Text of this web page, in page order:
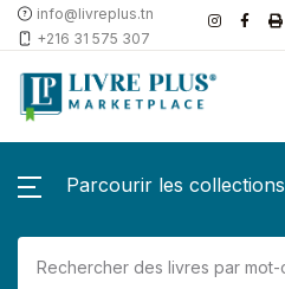
info@livreplus.tn
+216 31 575 307
Parcourir les collections